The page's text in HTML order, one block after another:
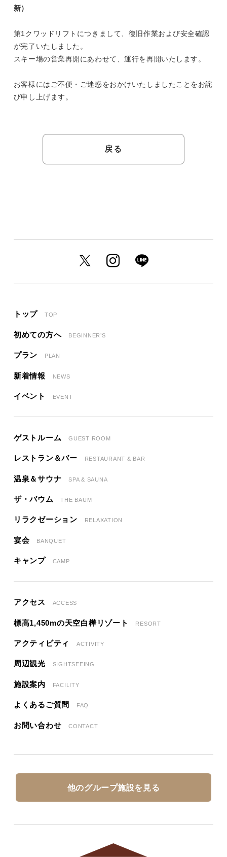
新）
第1クワッドリフトにつきまして、復旧作業および安全確認
が完了いたしました。
スキー場の営業再開にあわせて、運行を再開いたします。
お客様にはご不便・ご迷惑をおかけいたしましたことをお詫
び申し上げます。
戻る
トップ TOP
初めての方へ BEGINNER’S
プラン PLAN
新着情報 NEWS
イベント EVENT
ゲストルーム GUEST ROOM
レストラン＆バー RESTAURANT & BAR
温泉＆サウナ SPA & SAUNA
ザ・バウム THE BAUM
リラクゼーション RELAXATION
宴会 BANQUET
キャンプ CAMP
アクセス ACCESS
標高1,450mの天空白樺リゾート RESORT
アクティビティ ACTIVITY
周辺観光 SIGHTSEEING
施設案内 FACILITY
よくあるご質問 FAQ
お問い合わせ CONTACT
他のグループ施設を見る